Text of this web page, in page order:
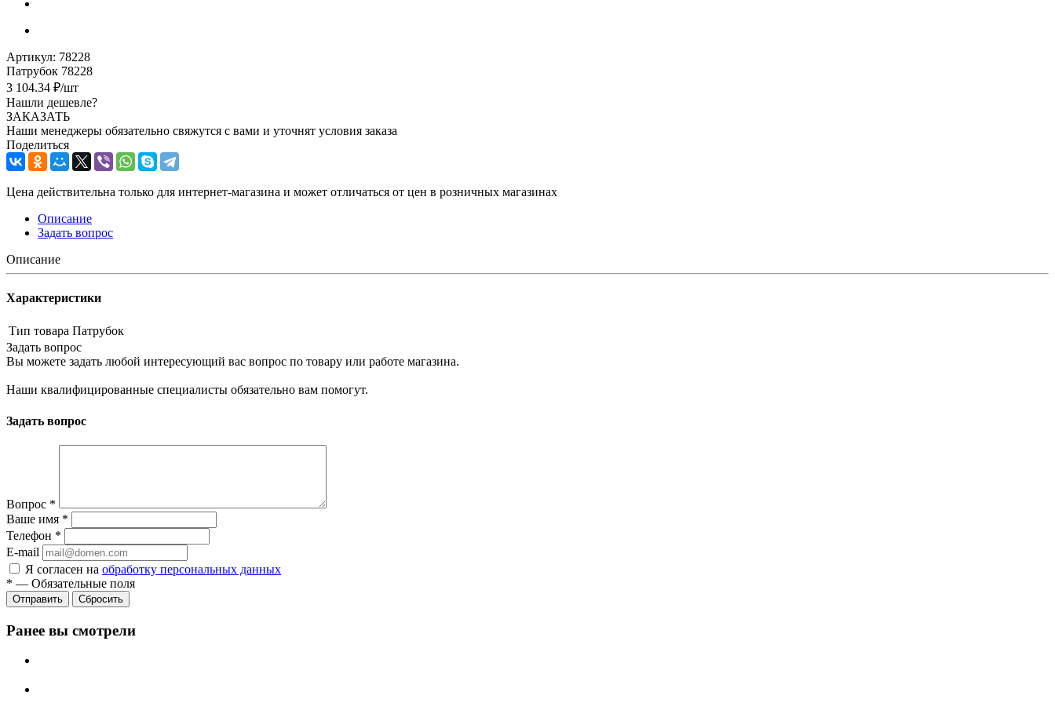
Артикул: 78228
Патрубок 78228
3 104.34 ₽/шт
Нашли дешевле?
ЗАКАЗАТЬ
Наши менеджеры обязательно свяжутся с вами и уточнят условия заказа
Поделиться
Цена действительна только для интернет-магазина и может отличаться от цен в розничных магазинах
Описание
Задать вопрос
Описание
Характеристики
Тип товара Патрубок
Задать вопрос
Вы можете задать любой интересующий вас вопрос по товару или работе магазина.
Наши квалифицированные специалисты обязательно вам помогут.
Задать вопрос
Вопрос *
Ваше имя *
Телефон *
E-mail
Я согласен на обработку персональных данных
* — Обязательные поля
Сбросить
Ранее вы смотрели